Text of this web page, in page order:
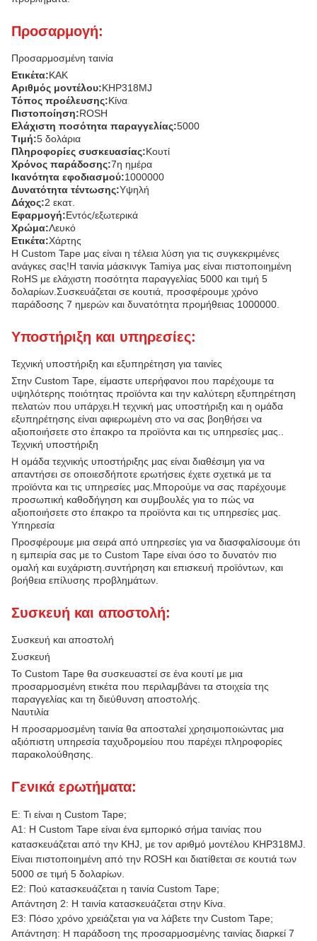
Προσαρμογή:
Προσαρμοσμένη ταινία
Ετικέτα:ΚΑΚ
Αριθμός μοντέλου:KHP318MJ
Τόπος προέλευσης:Κίνα
Πιστοποίηση:ROSH
Ελάχιστη ποσότητα παραγγελίας:5000
Τιμή:5 δολάρια
Πληροφορίες συσκευασίας:Κουτί
Χρόνος παράδοσης:7η ημέρα
Ικανότητα εφοδιασμού:1000000
Δυνατότητα τέντωσης:Υψηλή
Δάχος:2 εκατ.
Εφαρμογή:Εντός/εξωτερικά
Χρώμα:Λευκό
Ετικέτα:Χάρτης
Η Custom Tape μας είναι η τέλεια λύση για τις συγκεκριμένες
ανάγκες σας!Η ταινία μάσκινγκ Tamiya μας είναι πιστοποιημένη
RoHS με ελάχιστη ποσότητα παραγγελίας 5000 και τιμή 5
δολαρίων.Συσκευάζεται σε κουτιά, προσφέρουμε χρόνο
παράδοσης 7 ημερών και δυνατότητα προμήθειας 1000000.
Υποστήριξη και υπηρεσίες:
Τεχνική υποστήριξη και εξυπηρέτηση για ταινίες
Στην Custom Tape, είμαστε υπερήφανοι που παρέχουμε τα
υψηλότερης ποιότητας προϊόντα και την καλύτερη εξυπηρέτηση
πελατών που υπάρχει.Η τεχνική μας υποστήριξη και η ομάδα
εξυπηρέτησης είναι αφιερωμένη στο να σας βοηθήσει να
αξιοποιήσετε στο έπακρο τα προϊόντα και τις υπηρεσίες μας..
Τεχνική υποστήριξη
Η ομάδα τεχνικής υποστήριξης μας είναι διαθέσιμη για να
απαντήσει σε οποιεσδήποτε ερωτήσεις έχετε σχετικά με τα
προϊόντα και τις υπηρεσίες μας.Μπορούμε να σας παρέχουμε
προσωπική καθοδήγηση και συμβουλές για το πώς να
αξιοποιήσετε στο έπακρο τα προϊόντα και τις υπηρεσίες μας.
Υπηρεσία
Προσφέρουμε μια σειρά από υπηρεσίες για να διασφαλίσουμε ότι
η εμπειρία σας με το Custom Tape είναι όσο το δυνατόν πιο
ομαλή και ευχάριστη.συντήρηση και επισκευή προϊόντων, και
βοήθεια επίλυσης προβλημάτων.
Συσκευή και αποστολή:
Συσκευή και αποστολή
Συσκευή
Το Custom Tape θα συσκευαστεί σε ένα κουτί με μια
προσαρμοσμένη ετικέτα που περιλαμβάνει τα στοιχεία της
παραγγελίας και τη διεύθυνση αποστολής.
Ναυτιλία
Η προσαρμοσμένη ταινία θα αποσταλεί χρησιμοποιώντας μια
αξιόπιστη υπηρεσία ταχυδρομείου που παρέχει πληροφορίες
παρακολούθησης.
Γενικά ερωτήματα:
Ε: Τι είναι η Custom Tape;
Α1: Η Custom Tape είναι ένα εμπορικό σήμα ταινίας που
κατασκευάζεται από την KHJ, με τον αριθμό μοντέλου KHP318MJ.
Είναι πιστοποιημένη από την ROSH και διατίθεται σε κουτιά των
5000 σε τιμή 5 δολαρίων.
Ε2: Πού κατασκευάζεται η ταινία Custom Tape;
Απάντηση 2: Η ταινία κατασκευάζεται στην Κίνα.
Ε3: Πόσο χρόνο χρειάζεται για να λάβετε την Custom Tape;
Απάντηση: Η παράδοση της προσαρμοσμένης ταινίας διαρκεί 7